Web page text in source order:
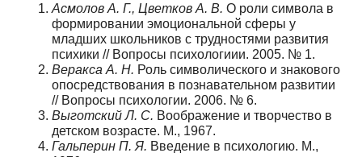
Асмолов А. Г., Цветков А. В. О роли символа в
формировании эмоциональной сферы у
младших школьников с трудностями развития
психики // Вопросы психологиии. 2005. № 1.
Веракса А. Н. Роль символического и знакового
опосредствования в познавательном развитии
// Вопросы психологии. 2006. № 6.
Выготский Л. С. Воображение и творчество в
детском возрасте. М., 1967.
Гальперин П. Я. Введение в психологию. М.,